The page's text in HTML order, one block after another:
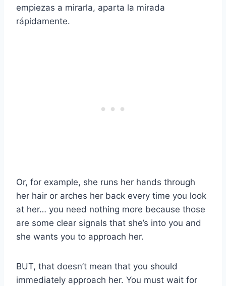
empiezas a mirarla, aparta la mirada
rápidamente.
Or, for example, she runs her hands through
her hair or arches her back every time you look
at her… you need nothing more because those
are some clear signals that she’s into you and
she wants you to approach her.
BUT, that doesn’t mean that you should
immediately approach her. You must wait for